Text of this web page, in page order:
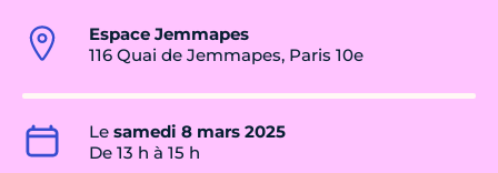
Espace Jemmapes
116 Quai de Jemmapes, Paris 10e
Le samedi 8 mars 2025
De 13 h à 15 h